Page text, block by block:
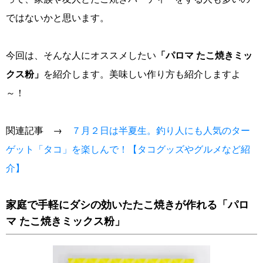
ではないかと思います。
今回は、そんな人にオススメしたい 「パロマ たこ焼きミッ
クス粉」 を紹介します。美味しい作り方も紹介しますよ
～！
関連記事 →
７月２日は半夏生。釣り人にも人気のター
ゲット「タコ」を楽しんで！【タコグッズやグルメなど紹
介】
家庭で手軽にダシの効いたたこ焼きが作れる「パロ
マ たこ焼きミックス粉」